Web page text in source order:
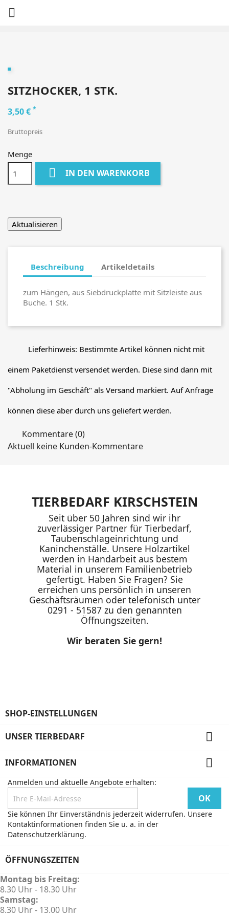

SITZHOCKER, 1 STK.
3,50 € *
Bruttopreis
Menge
 IN DEN WARENKORB
Beschreibung Artikeldetails
zum Hängen, aus Siebdruckplatte mit Sitzleiste aus
Buche. 1 Stk.
Lieferhinweis: Bestimmte Artikel können nicht mit
einem Paketdienst versendet werden. Diese sind dann mit
"Abholung im Geschäft" als Versand markiert. Auf Anfrage
können diese aber durch uns geliefert werden.
Kommentare (0)
Aktuell keine Kunden-Kommentare
TIERBEDARF KIRSCHSTEIN
Seit über 50 Jahren sind wir ihr
zuverlässiger Partner für Tierbedarf,
Taubenschlageinrichtung und
Kaninchenställe. Unsere Holzartikel
werden in Handarbeit aus bestem
Material in unserem Familienbetrieb
gefertigt. Haben Sie Fragen? Sie
erreichen uns persönlich in unseren
Geschäftsräumen oder telefonisch unter
0291 - 51587 zu den genannten
Öffnungszeiten.
Wir beraten Sie gern!
SHOP-EINSTELLUNGEN
UNSER TIERBEDARF 
INFORMATIONEN 
Anmelden und aktuelle Angebote erhalten:
Sie können Ihr Einverständnis jederzeit widerrufen. Unsere
Kontaktinformationen finden Sie u. a. in der
Datenschutzerklärung.
ÖFFNUNGSZEITEN
Montag bis Freitag:
8.30 Uhr - 18.30 Uhr
Samstag:
8.30 Uhr - 13.00 Uhr